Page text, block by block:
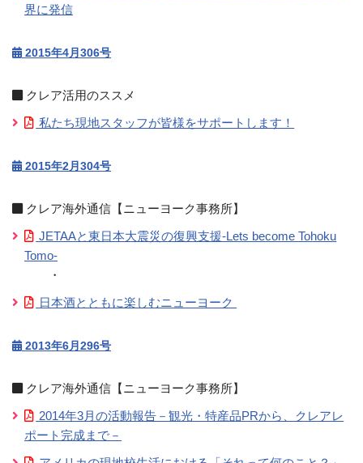
界に発信
2015年4月306号
クレア活用のススメ
私たち現地スタッフが皆様をサポートします！
2015年2月304号
クレア海外通信【ニューヨーク事務所】
JETAAと東日本大震災の復興支援-Lets become Tohoku
Tomo-
・
日本酒とともに楽しむニューヨーク
2013年6月296号
クレア海外通信【ニューヨーク事務所】
2014年3月の活動報告－観光・特産品PRから、クレアレ
ポート完成まで－